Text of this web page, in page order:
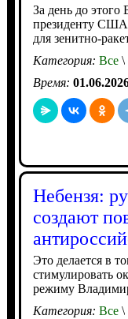
За день до этого
президенту США
для зенитно-
Категория: Все\
Время:
Небензя:
создают
Это делается в
стимулировать
режиму
Категория: Все\